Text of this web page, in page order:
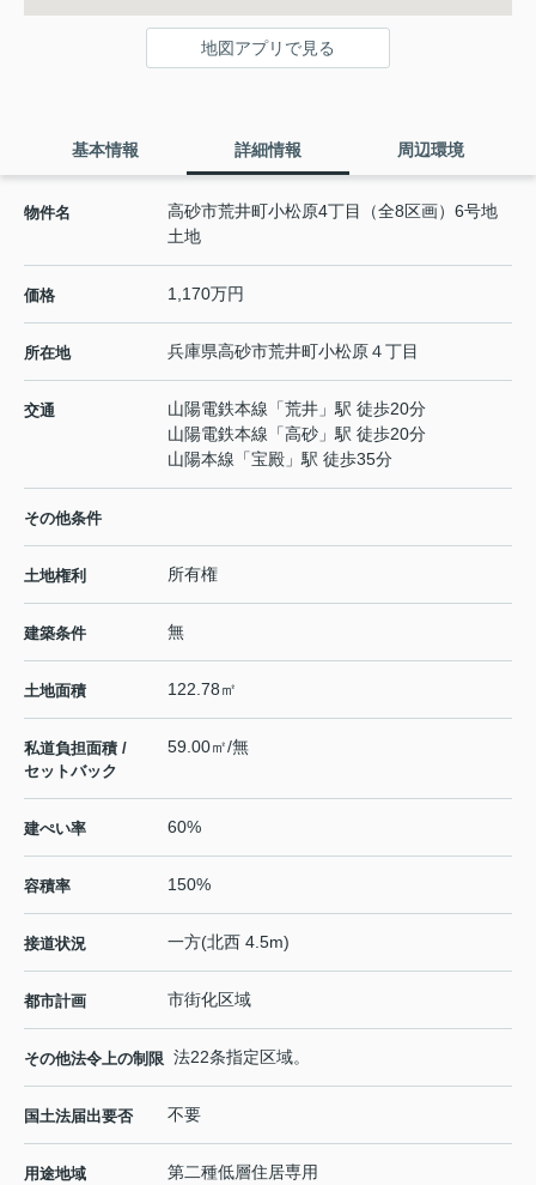
地図アプリで見る
基本情報 詳細情報 周辺環境
物件名
高砂市荒井町小松原4丁目（全8区画）6号地
土地
価格 1,170万円
所在地 兵庫県高砂市荒井町小松原４丁目
交通 山陽電鉄本線 「荒井 」駅 徒歩20分
山陽電鉄本線 「高砂 」駅 徒歩20分
山陽本線 「宝殿 」駅 徒歩35分
その他条件
土地権利 所有権
建築条件 無
土地面積 122.78㎡
私道負担面積 /
セットバック
59.00㎡/無
建ぺい率 60%
容積率 150%
接道状況 一方(北西 4.5m)
都市計画 市街化区域
その他法令上の制限 法22条指定区域。
国土法届出要否 不要
用途地域 第二種低層住居専用